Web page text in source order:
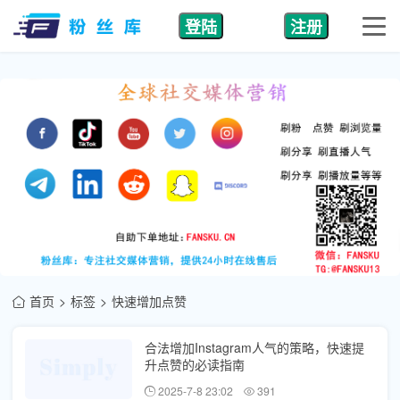
登陆 注册
首页 标签 快速增加点赞
合法增加Instagram人气的策略，快速提
升点赞的必读指南
2025-7-8 23:02 391